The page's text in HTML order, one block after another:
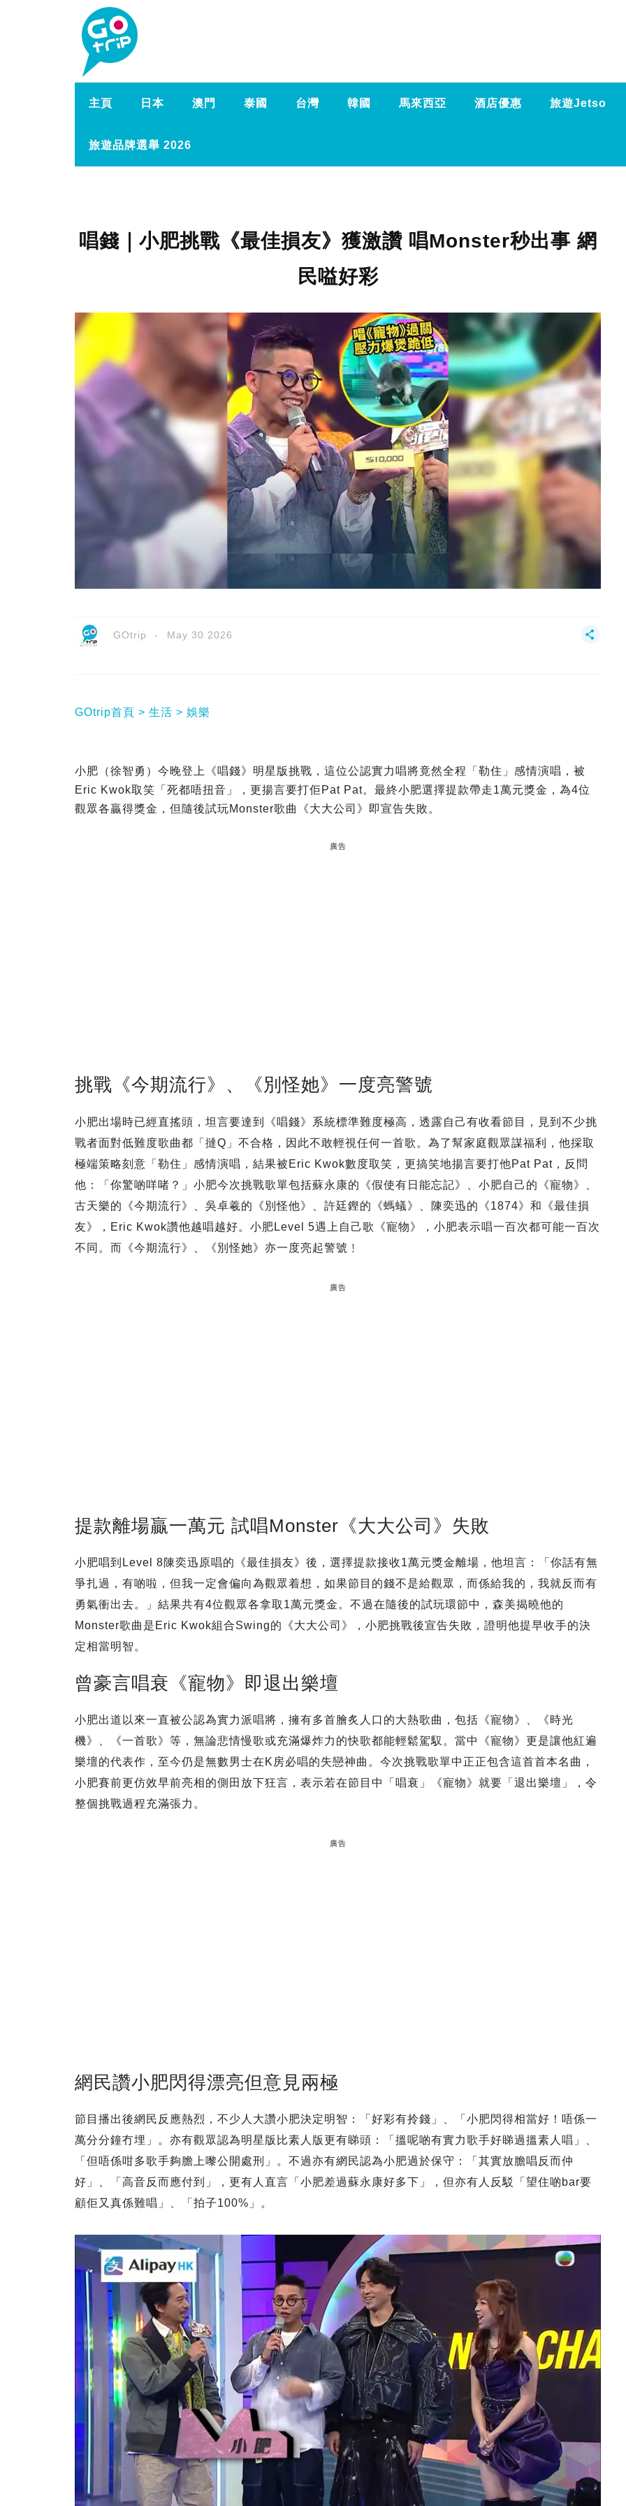
主頁 日本 澳門 泰國 台灣 韓國 馬來西亞 酒店優惠 旅遊Jetso
旅遊品牌選舉 2026
唱錢｜小肥挑戰《最佳損友》獲激讚 唱Monster秒出事 網
民嗌好彩
GOtrip May 30 2026
GOtrip首頁 生活 娛樂
小肥（徐智勇）今晚登上《唱錢》明星版挑戰，這位公認實力唱將竟然全程「勒住」感情演唱，被
Eric Kwok取笑「死都唔扭音」，更揚言要打佢Pat Pat。最終小肥選擇提款帶走1萬元獎金，為4位
觀眾各贏得獎金，但隨後試玩Monster歌曲《大大公司》即宣告失敗。
廣告
挑戰《今期流行》、《別怪她》一度亮警號
小肥出場時已經直搖頭，坦言要達到《唱錢》系統標準難度極高，透露自己有收看節目，見到不少挑
戰者面對低難度歌曲都「撻Q」不合格，因此不敢輕視任何一首歌。為了幫家庭觀眾謀福利，他採取
極端策略刻意「勒住」感情演唱，結果被Eric Kwok數度取笑，更搞笑地揚言要打他Pat Pat，反問
他：「你驚啲咩啫？」小肥今次挑戰歌單包括蘇永康的《假使有日能忘記》、小肥自己的《寵物》、
古天樂的《今期流行》、吳卓羲的《別怪他》、許廷鏗的《螞蟻》、陳奕迅的《1874》和《最佳損
友》，Eric Kwok讚他越唱越好。小肥Level 5遇上自己歌《寵物》，小肥表示唱一百次都可能一百次
不同。而《今期流行》、《別怪她》亦一度亮起警號﹗
廣告
提款離場贏一萬元 試唱Monster《大大公司》失敗
小肥唱到Level 8陳奕迅原唱的《最佳損友》後，選擇提款接收1萬元獎金離場，他坦言：「你話有無
爭扎過，有啲啦，但我一定會偏向為觀眾着想，如果節目的錢不是給觀眾，而係給我的，我就反而有
勇氣衝出去。」結果共有4位觀眾各拿取1萬元獎金。不過在隨後的試玩環節中，森美揭曉他的
Monster歌曲是Eric Kwok組合Swing的《大大公司》，小肥挑戰後宣告失敗，證明他提早收手的決
定相當明智。
曾豪言唱衰《寵物》即退出樂壇
小肥出道以來一直被公認為實力派唱將，擁有多首膾炙人口的大熱歌曲，包括《寵物》、《時光
機》、《一首歌》等，無論悲情慢歌或充滿爆炸力的快歌都能輕鬆駕馭。當中《寵物》更是讓他紅遍
樂壇的代表作，至今仍是無數男士在K房必唱的失戀神曲。今次挑戰歌單中正正包含這首首本名曲，
小肥賽前更仿效早前亮相的側田放下狂言，表示若在節目中「唱衰」《寵物》就要「退出樂壇」，令
整個挑戰過程充滿張力。
廣告
網民讚小肥閃得漂亮但意見兩極
節目播出後網民反應熱烈，不少人大讚小肥決定明智：「好彩有拎錢」、「小肥閃得相當好！唔係一
萬分分鐘冇埋」。亦有觀眾認為明星版比素人版更有睇頭：「搵呢啲有實力歌手好睇過搵素人唱」、
「但唔係咁多歌手夠膽上嚟公開處刑」。不過亦有網民認為小肥過於保守：「其實放膽唱反而仲
好」、「高音反而應付到」，更有人直言「小肥差過蘇永康好多下」，但亦有人反駁「望住啲bar要
顧佢又真係難唱」、「拍子100%」。